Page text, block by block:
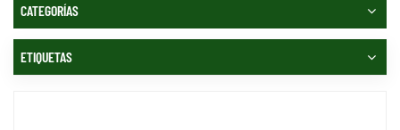
CATEGORÍAS
ETIQUETAS